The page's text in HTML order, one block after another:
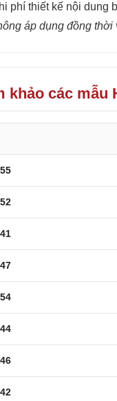
phí thiết kế nội dung
áp dụng đồng thời
khảo các mẫu